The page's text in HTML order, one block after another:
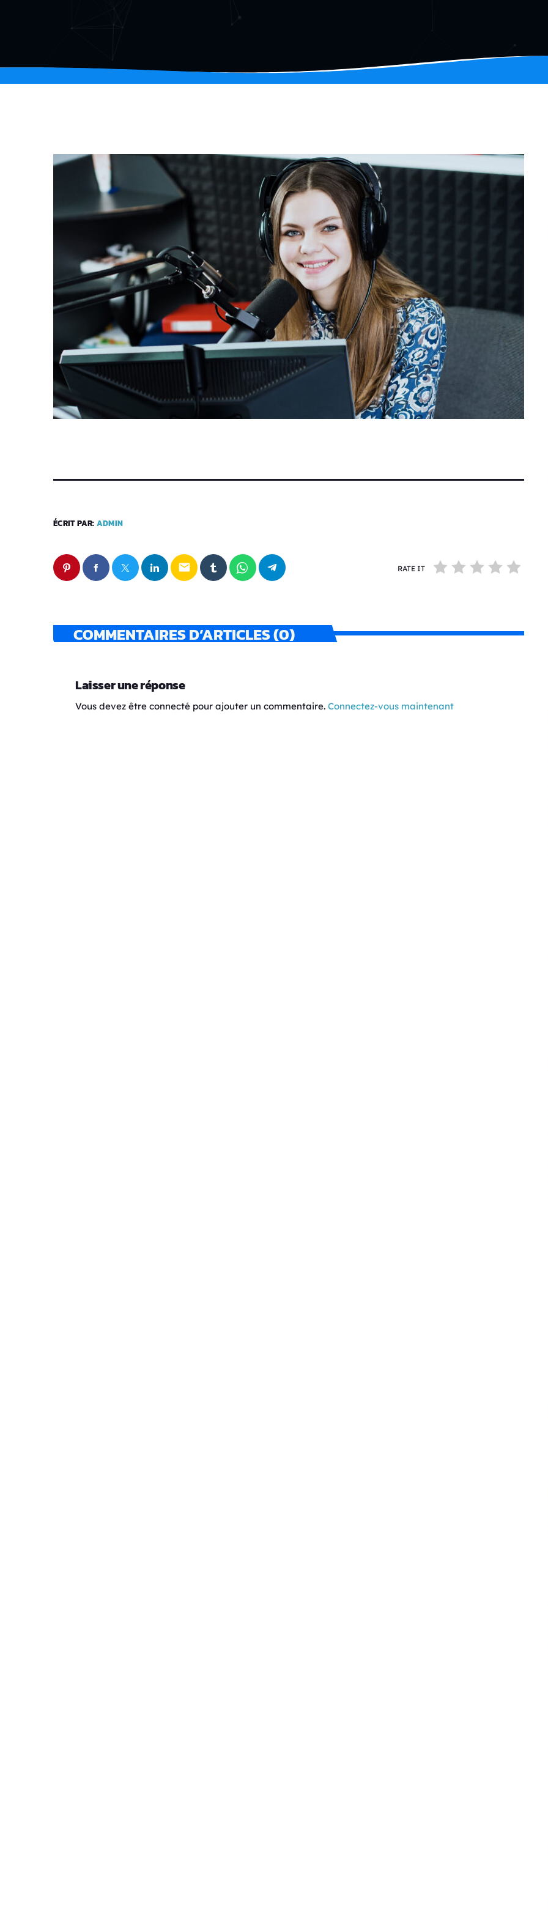
ÉCRIT PAR: ADMIN
email RATE IT
COMMENTAIRES D’ARTICLES (0)
Laisser une réponse
Vous devez être connecté pour ajouter un commentaire. Connectez-vous maintenant